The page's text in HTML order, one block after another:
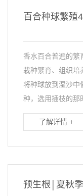
香水百合普遍的繁
栽种繁育、组织培
将种球放到湿沙中
种，选用插枝的那
了解详情 +
预生根│夏秋